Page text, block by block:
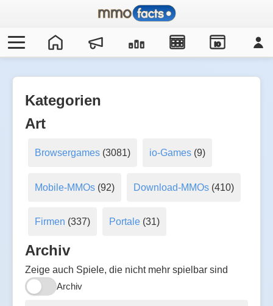
IO
Kategorien
Art
Browsergames(3081) io-Games (9)
Mobile-MMOs(92) Download-MMOs (410)
Firmen (337) Portale (31)
Archiv
Zeige auch Spiele, die nicht mehr spielbar sind
Archiv